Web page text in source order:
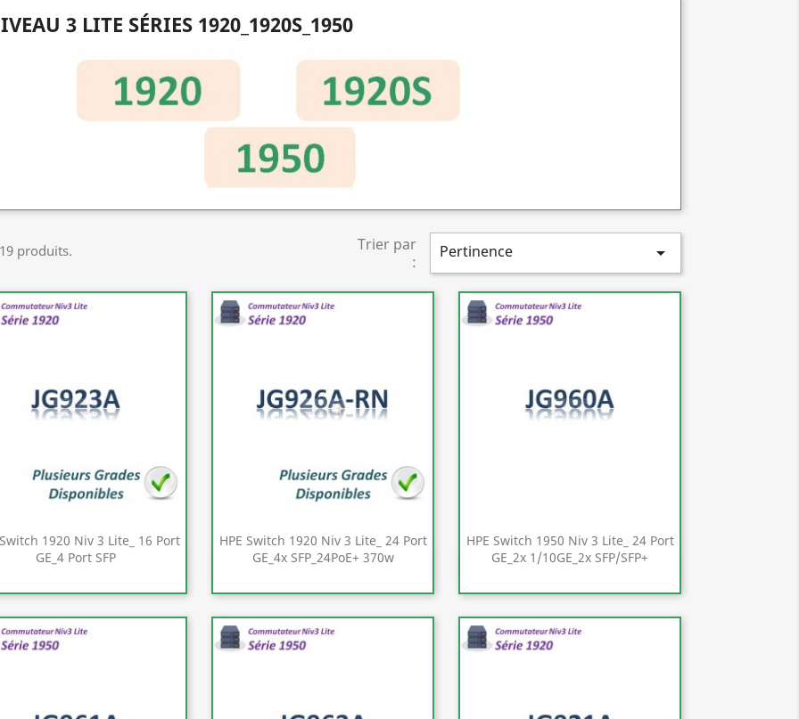
3 LITE SÉRIES 1920_1920S_1950
produits.
Trier par
:
Pertinence 
1920 Niv 3 Lite_ 16 Port
GE_4 Port SFP
Aperçu rapide
HPE Switch 1920 Niv 3 Lite_ 24 Port
GE_4x SFP_24PoE+ 370w
Aperçu rapide
HPE Switch 1950 Niv 3 Lite_ 24 Port
GE_2x 1/10GE_2x SFP/SFP+
 Aperçu rapide